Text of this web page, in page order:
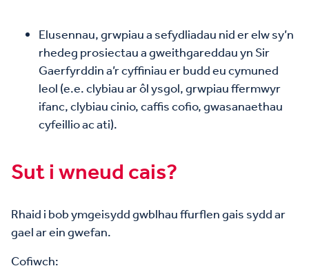
Elusennau, grwpiau a sefydliadau nid er elw sy’n
rhedeg prosiectau a gweithgareddau yn Sir
Gaerfyrddin a’r cyffiniau er budd eu cymuned
leol (e.e. clybiau ar ôl ysgol, grwpiau ffermwyr
ifanc, clybiau cinio, caffis cofio, gwasanaethau
cyfeillio ac ati).
Sut i wneud cais?
Rhaid i bob ymgeisydd gwblhau ffurflen gais sydd ar
gael ar ein gwefan.
Cofiwch: